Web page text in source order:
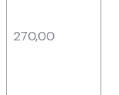
270,00